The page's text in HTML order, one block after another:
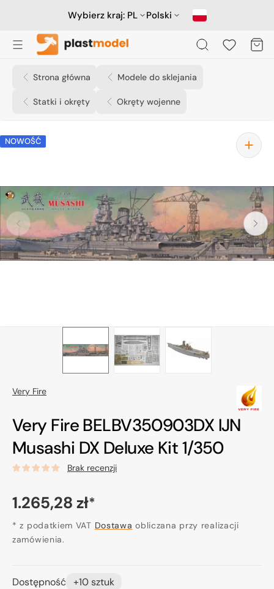
Wybierz kraj: PL Polski
Koszyk
Strona główna Modele do sklejania
Statki i okręty Okręty wojenne
NOWOŚĆ
Otwórz
media
1
w
Very Fire
Very Fire BELBV350903DX IJN
Musashi DX Deluxe Kit 1/350
Brak recenzji
Cena
regularna
1.265,28 zł*
* z podatkiem VAT Dostawa obliczana przy realizacji
zamówienia.
Dostępność +10 sztuk